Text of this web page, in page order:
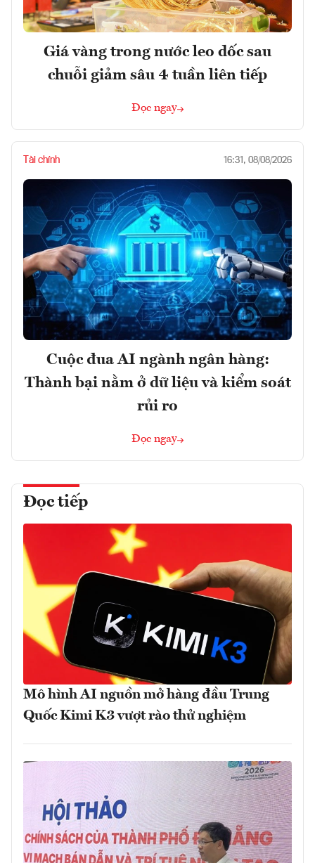
Giá vàng trong nước leo dốc sau
chuỗi giảm sâu 4 tuần liên tiếp
Đọc ngay
Tài chính 16:31, 08/08/2026
Cuộc đua AI ngành ngân hàng:
Thành bại nằm ở dữ liệu và kiểm soát
rủi ro
Đọc ngay
Đọc tiếp
Mô hình AI nguồn mở hàng đầu Trung
Quốc Kimi K3 vượt rào thử nghiệm